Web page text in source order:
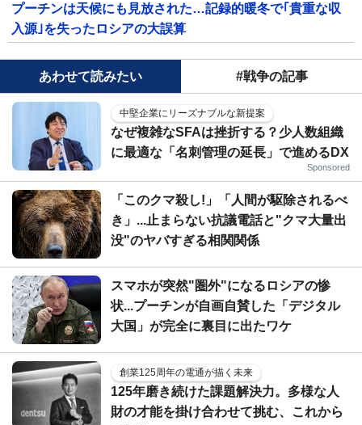
プーチンは天候にも見放された…記録的暖冬で｢貴重な収
入源｣を失ったロシアの大誤算
あわせて読みたい #戦争の記事
中堅企業にリーズナブルな新提案
なぜ複雑なSFAは挫折する？少人数組織
に最適な「名刺管理の延長」で進めるDX
Sponsored
「このクマ殺し!」「人間が駆除されるべ
き」...止まらない抗議電話と"クマ大量出
没"のヤバすぎる相関関係
スマホが突然"圏外"になるロシアの惨
状...プーチンが自画自賛した「デジタル
大国」が完全に裏目に出たワケ
創業125周年の電通が描く未来
125年磨き続けた課題解決力。多様な人
財の才能を掛け合わせて挑む、これから